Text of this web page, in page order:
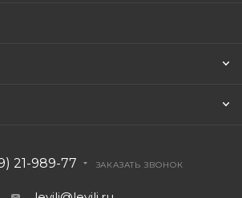
21-989-77 ЗАКАЗАТЬ ЗВОНОК